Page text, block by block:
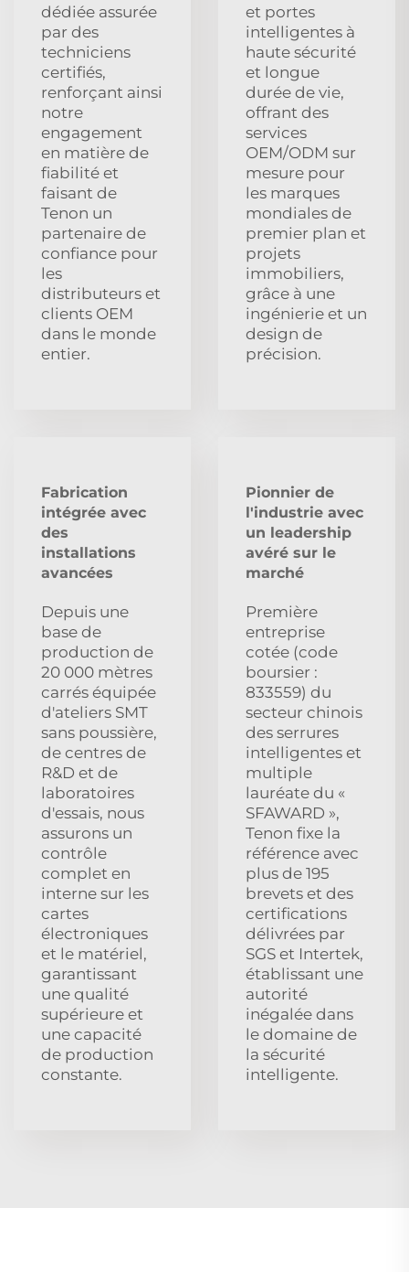
dédiée assurée
par des
techniciens
certifiés,
renforçant ainsi
notre
engagement
en matière de
fiabilité et
faisant de
Tenon un
partenaire de
confiance pour
les
distributeurs et
clients OEM
dans le monde
entier.
et portes
intelligentes à
haute sécurité
et longue
durée de vie,
offrant des
services
OEM/ODM sur
mesure pour
les marques
mondiales de
premier plan et
projets
immobiliers,
grâce à une
ingénierie et un
design de
précision.
Fabrication
intégrée avec
des
installations
avancées
Depuis une
base de
production de
20 000 mètres
carrés équipée
d'ateliers SMT
sans poussière,
de centres de
R&D et de
laboratoires
d'essais, nous
assurons un
contrôle
complet en
interne sur les
cartes
électroniques
et le matériel,
garantissant
une qualité
supérieure et
une capacité
de production
constante.
Pionnier de
l'industrie avec
un leadership
avéré sur le
marché
Première
entreprise
cotée (code
boursier :
833559) du
secteur chinois
des serrures
intelligentes et
multiple
lauréate du «
SFAWARD »,
Tenon fixe la
référence avec
plus de 195
brevets et des
certifications
délivrées par
SGS et Intertek,
établissant une
autorité
inégalée dans
le domaine de
la sécurité
intelligente.